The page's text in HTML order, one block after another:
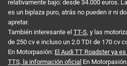
relativamente bajo: desde 34.000 euros.
es un biplaza puro, atrás no pueden ir ni
apretar.
También interesante el TT-S , y las
de 250 cv e incluso un 2.0 TDI de 170 cv
En Motorpasión: El Audi TT Roadster ya
TTS, la información oficial En